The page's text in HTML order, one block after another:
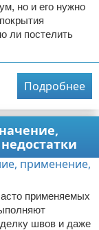
но и его нужно
ли постелить
Подробнее
применяемых
швов и даже